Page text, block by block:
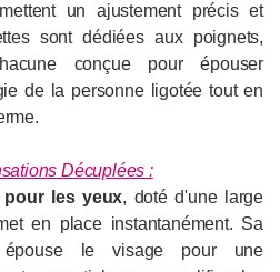
un ajustement précis et
sont dédiées aux poignets,
conçue pour épouser
de la personne ligotée tout en
Décuplées :
pour les yeux, doté d'une large
en place instantanément. Sa
épouse le visage pour une